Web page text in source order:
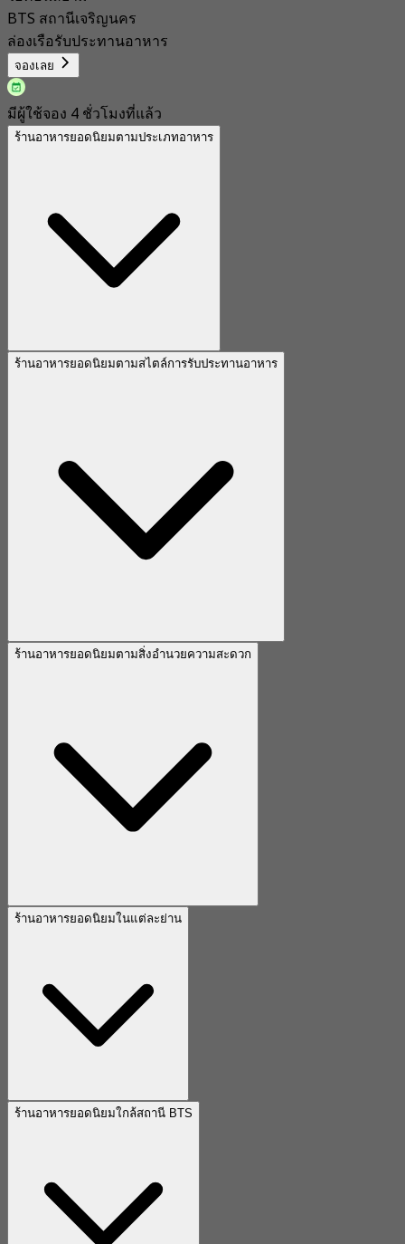
BTS สถานีเจริญนคร
ล่องเรือรับประทานอาหาร
จองเลย
มีผู้ใช้จอง 4 ชั่วโมงที่แล้ว
ร้านอาหารยอดนิยมตามประเภทอาหาร
ร้านอาหารยอดนิยมตามสไตล์การรับประทานอาหาร
ร้านอาหารยอดนิยมตามสิ่งอำนวยความสะดวก
ร้านอาหารยอดนิยมในแต่ละย่าน
ร้านอาหารยอดนิยมใกล้สถานี BTS